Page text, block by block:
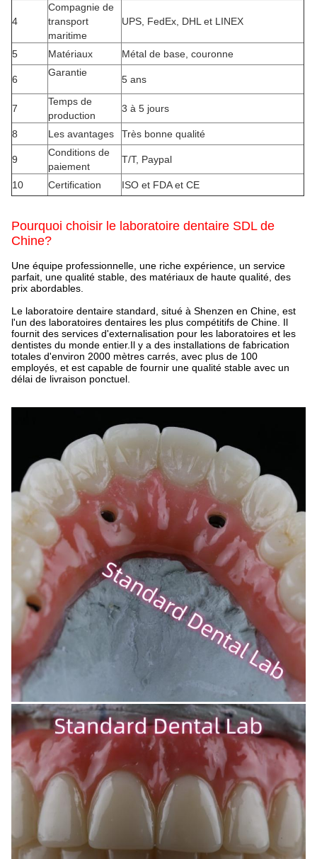
4
Compagnie de
transport
maritime
UPS, FedEx, DHL et LINEX
5 Matériaux Métal de base, couronne
6
Garantie
5 ans
7
Temps de
production
3 à 5 jours
8 Les avantages Très bonne qualité
9
Conditions de
paiement
T/T, Paypal
10 Certification ISO et FDA et CE
Pourquoi choisir le laboratoire dentaire SDL de
Chine?
Une équipe professionnelle, une riche expérience, un service
parfait, une qualité stable, des matériaux de haute qualité, des
prix abordables.
Le laboratoire dentaire standard, situé à Shenzen en Chine, est
l'un des laboratoires dentaires les plus compétitifs de Chine. Il
fournit des services d'externalisation pour les laboratoires et les
dentistes du monde entier. Il y a des installations de fabrication
totales d'environ 2000 mètres carrés, avec plus de 100
employés, et est capable de fournir une qualité stable avec un
délai de livraison ponctuel.